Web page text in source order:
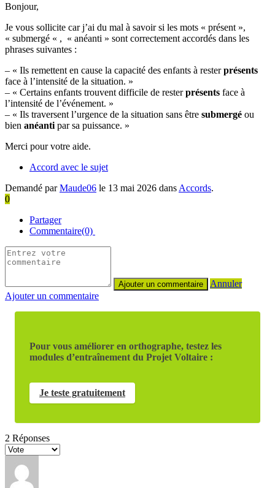
Bonjour,
Je vous sollicite car j’ai du mal à savoir si les mots « présent »,
« submergé « , « anéanti » sont correctement accordés dans les
phrases suivantes :
– « Ils remettent en cause la capacité des enfants à resterprésents
face à l’intensité de la situation. »
– « Certains enfants trouvent difficile de resterprésents face à
l’intensité de l’événement. »
– « Ils traversent l’urgence de la situation sans être submergé ou
bien anéanti par sa puissance. »
Merci pour votre aide.
Accord avec le sujet
Demandé parMaude06 le 13 mai 2026 dans Accords.
0
Partager
Commentaire(0)
Annuler
Ajouter un commentaire
Pour vous améliorer en orthographe, testez les
modules d’entraînement du Projet Voltaire :
Je teste gratuitement
2 Réponses